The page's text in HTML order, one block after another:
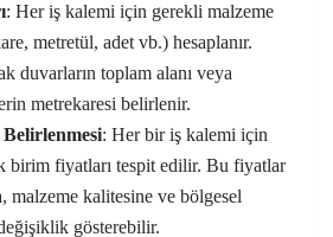
: Her iş kalemi için gerekli malzeme
metretül, adet vb.) hesaplanır.
duvarların toplam alanı veya
metrekaresi belirlenir.
: Her bir iş kalemi için
birim fiyatları tespit edilir. Bu fiyatlar
malzeme kalitesine ve bölgesel
gösterebilir.